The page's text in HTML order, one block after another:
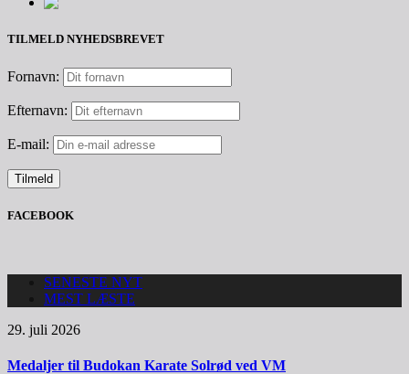
TILMELD NYHEDSBREVET
Fornavn:
Efternavn:
E-mail:
FACEBOOK
SENESTE NYT
MEST LÆSTE
29. juli 2026
Medaljer til Budokan Karate Solrød ved VM